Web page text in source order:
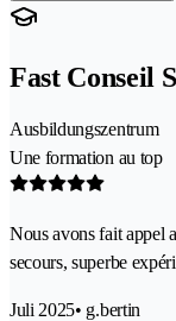
Fast Conseil
Ausbildungszentrum
Une formation au top
Nous avons fait appel
secours, superbe
Juli 2025• g.bertin